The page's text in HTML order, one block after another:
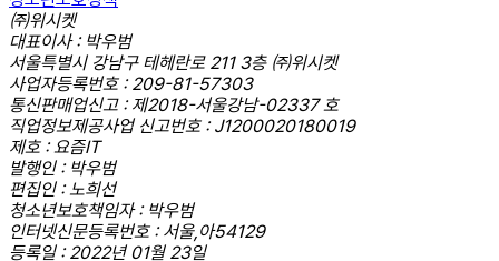
㈜위시켓
대표이사 : 박우범
서울특별시 강남구 테헤란로 211 3층 ㈜위시켓
사업자등록번호 : 209-81-57303
통신판매업신고 : 제2018-서울강남-02337 호
직업정보제공사업 신고번호 : J1200020180019
제호 : 요즘IT
발행인 : 박우범
편집인 : 노희선
청소년보호책임자 : 박우범
인터넷신문등록번호 : 서울,아54129
등록일 : 2022년 01월 23일